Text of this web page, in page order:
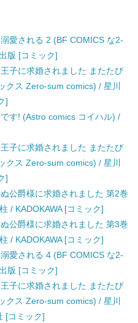
愛される 2 (BF COMICS な2-
版 [コミック]
子に求婚されました またたび
クス Zero-sum comics) / 星川
]
す! (Astro comics コイハル) /
子に求婚されました またたび
クス Zero-sum comics) / 星川
]
公爵様に求婚されました 第2巻
/ KADOKAWA [コミック]
公爵様に求婚されました 第3巻
/ KADOKAWA [コミック]
愛される 4 (BF COMICS な2-
版 [コミック]
子に求婚されました またたび
クス Zero-sum comics) / 星川
[コミック]